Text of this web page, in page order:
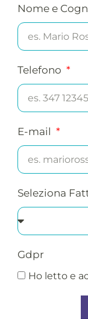
Nome e
Telefono
E-mail
Seleziona
Gdpr
Ho letto e